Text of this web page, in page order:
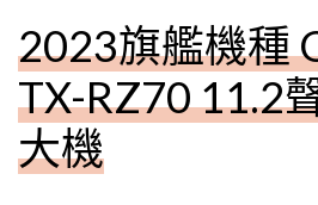
2023旗艦機種
TX-RZ70 11.2
大機